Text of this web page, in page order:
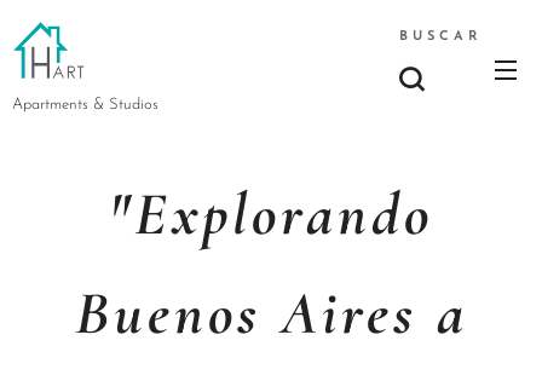
Apartments & Studios
BUSCAR
"Explorando
Buenos Aires a